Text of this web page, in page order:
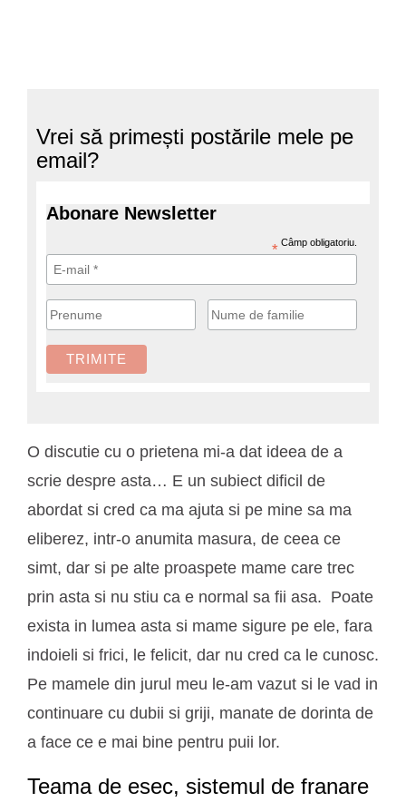
Vrei să primești postările mele pe
email?
Abonare Newsletter
* Câmp obligatoriu.
O discutie cu o prietena mi-a dat ideea de a
scrie despre asta… E un subiect dificil de
abordat si cred ca ma ajuta si pe mine sa ma
eliberez, intr-o anumita masura, de ceea ce
simt, dar si pe alte proaspete mame care trec
prin asta si nu stiu ca e normal sa fii asa. Poate
exista in lumea asta si mame sigure pe ele, fara
indoieli si frici, le felicit, dar nu cred ca le cunosc.
Pe mamele din jurul meu le-am vazut si le vad in
continuare cu dubii si griji, manate de dorinta de
a face ce e mai bine pentru puii lor.
Teama de esec, sistemul de franare